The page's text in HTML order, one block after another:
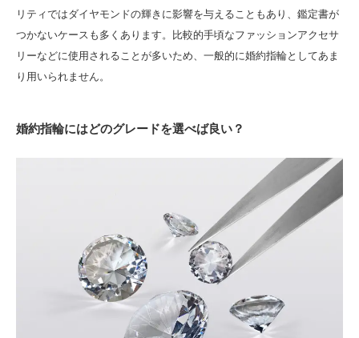
リティではダイヤモンドの輝きに影響を与えることもあり、鑑定書が
つかないケースも多くあります。比較的手頃なファッションアクセサ
リーなどに使用されることが多いため、一般的に婚約指輪としてあま
り用いられません。
婚約指輪にはどのグレードを選べば良い？